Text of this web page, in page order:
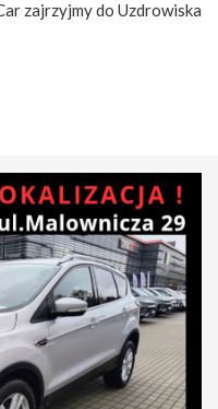
zajrzyjmy do Uzdrowiska